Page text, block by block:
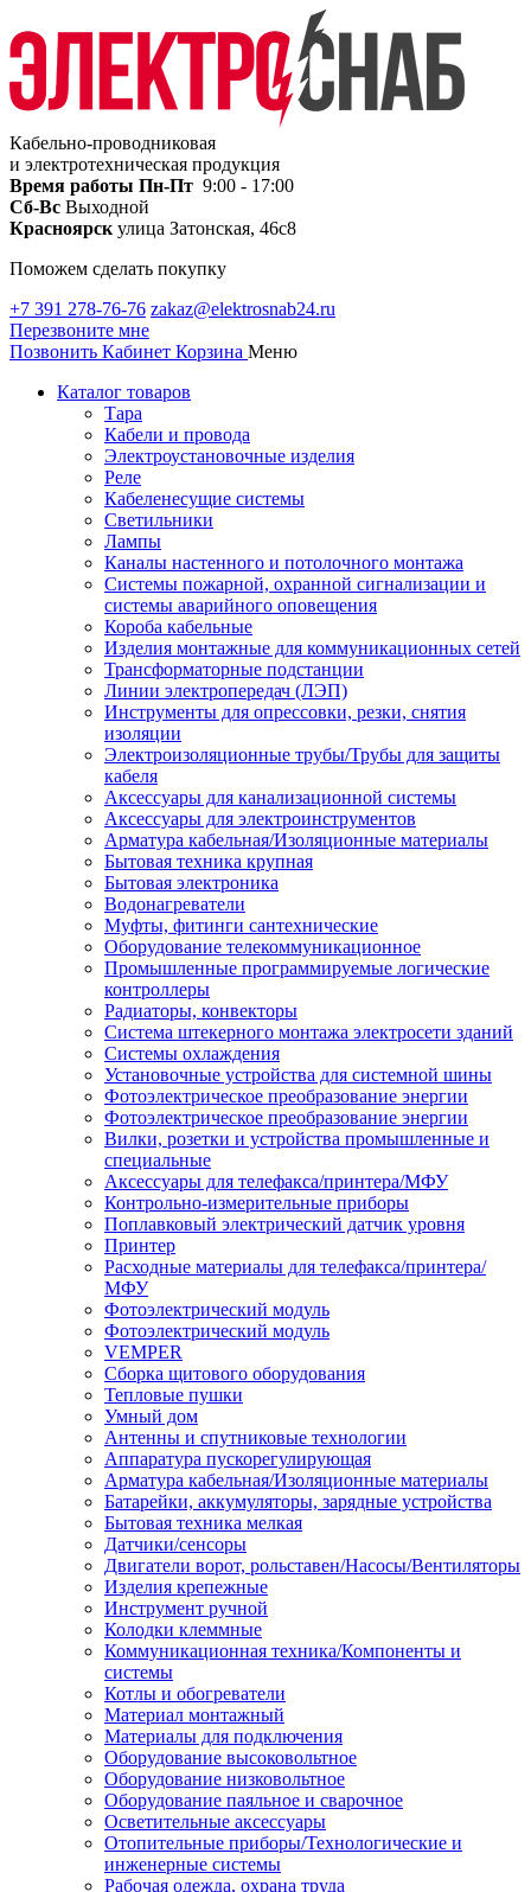
Кабельно-проводниковая
и электротехническая продукция
Время работы Пн-Пт 9:00 - 17:00
Сб-Вс Выходной
Красноярск улица Затонская, 46с8
Поможем сделать покупку
+7 391 278-76-76 zakaz@elektrosnab24.ru
Перезвоните мне
Позвонить Кабинет Корзина Меню
Каталог товаров
Тара
Кабели и провода
Электроустановочные изделия
Реле
Кабеленесущие системы
Светильники
Лампы
Каналы настенного и потолочного монтажа
Системы пожарной, охранной сигнализации и
системы аварийного оповещения
Короба кабельные
Изделия монтажные для коммуникационных сетей
Трансформаторные подстанции
Линии электропередач (ЛЭП)
Инструменты для опрессовки, резки, снятия
изоляции
Электроизоляционные трубы/Трубы для защиты
кабеля
Аксессуары для канализационной системы
Аксессуары для электроинструментов
Арматура кабельная/Изоляционные материалы
Бытовая техника крупная
Бытовая электроника
Водонагреватели
Муфты, фитинги сантехнические
Оборудование телекоммуникационное
Промышленные программируемые логические
контроллеры
Радиаторы, конвекторы
Система штекерного монтажа электросети зданий
Системы охлаждения
Установочные устройства для системной шины
Фотоэлектрическое преобразование энергии
Фотоэлектрическое преобразование энергии
Вилки, розетки и устройства промышленные и
специальные
Аксессуары для телефакса/принтера/МФУ
Контрольно-измерительные приборы
Поплавковый электрический датчик уровня
Принтер
Расходные материалы для телефакса/принтера/
МФУ
Фотоэлектрический модуль
Фотоэлектрический модуль
VEMPER
Сборка щитового оборудования
Тепловые пушки
Умный дом
Антенны и спутниковые технологии
Аппаратура пускорегулирующая
Арматура кабельная/Изоляционные материалы
Батарейки, аккумуляторы, зарядные устройства
Бытовая техника мелкая
Датчики/сенсоры
Двигатели ворот, рольставен/Насосы/Вентиляторы
Изделия крепежные
Инструмент ручной
Колодки клеммные
Коммуникационная техника/Компоненты и
системы
Котлы и обогреватели
Материал монтажный
Материалы для подключения
Оборудование высоковольтное
Оборудование низковольтное
Оборудование паяльное и сварочное
Осветительные аксессуары
Отопительные приборы/Технологические и
инженерные системы
Рабочая одежда, охрана труда